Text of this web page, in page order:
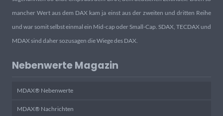
mancher Wert aus dem DAX kam ja einst aus der zweiten und dritten Reihe
und war somit selbst einmal ein Mid-cap oder Small-Cap. SDAX, TECDAX und
MDAX sind daher sozusagen die Wiege des DAX.
Nebenwerte Magazin
MDAX® Nebenwerte
MDAX® Nachrichten